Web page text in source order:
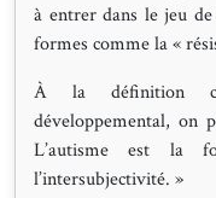
à entrer dans le jeu de
formes comme la «
À la définition
développemental, on
L’autisme est la
l’intersubjectivité. »